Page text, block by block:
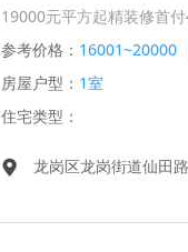
19000元平方起精装修首
参考价格： 16001~20000
房屋户型： 1室
住宅类型：
龙岗区龙岗街道仙田路